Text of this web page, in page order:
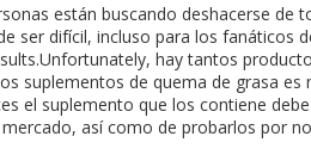
están buscando deshacerse de
ser difícil, incluso para los fanáticos
hay tantos
suplementos de quema de grasa es
el suplemento que los contiene
así como de probarlos por